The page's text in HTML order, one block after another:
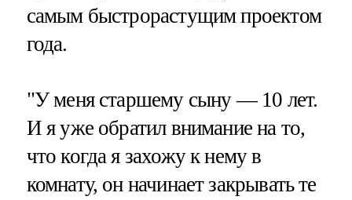
самым быстрорастущим проектом
года.
"У меня старшему сыну — 10 лет.
И я уже обратил внимание на то,
что когда я захожу к нему в
комнату, он начинает закрывать те